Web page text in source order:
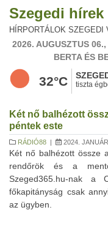
Szegedi hírek
HÍRPORTÁLOK SZEGEDI
2026. AUGUSZTUS
BERTA ÉS
32°C tiszta
Két nő balhézott
péntek este
RÁDIÓ88 | 2024.
Két nő balhézott össze
rendőrök és a
Szeged365.hu-nak a
főkapitányság csak
az ügyben.